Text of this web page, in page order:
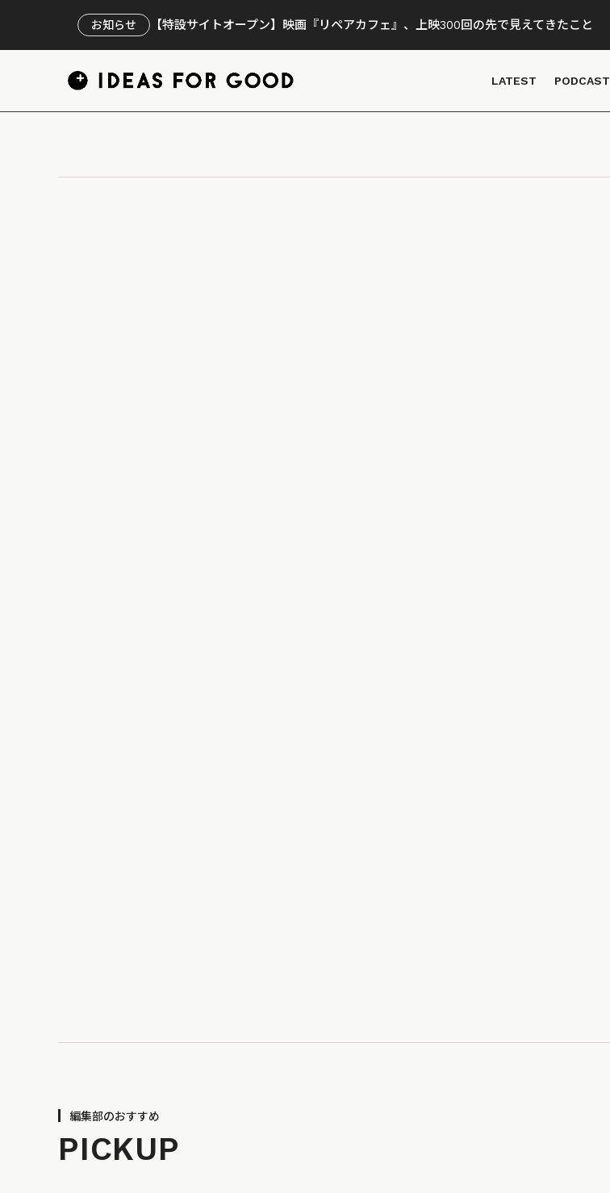
お知らせ 【特設サイトオープン】映画『リペアカフェ』、上映300回の先で見えてきたこと
LATEST PODCAST
編集部のおすすめ
PICKUP